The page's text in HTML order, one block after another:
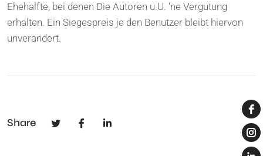
Ehehalfte, bei denen Die Autoren u.U. ‘ne Vergutung
erhalten. Ein Siegespreis je den Benutzer bleibt hiervon
unverandert.
Share